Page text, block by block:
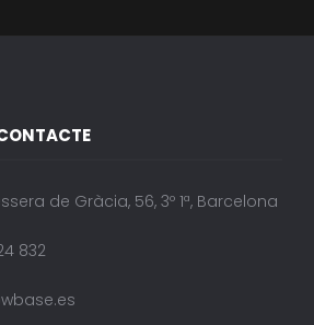
de Gràcia, 56, 3º 1ª, Barcelona
832